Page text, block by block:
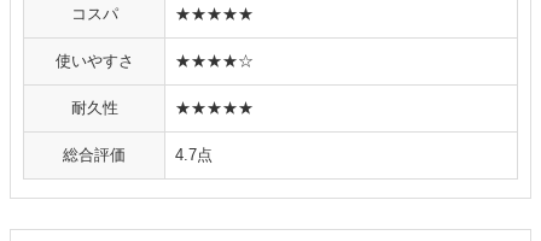
コスパ ★★★★★
使いやすさ ★★★★☆
耐久性 ★★★★★
総合評価 4.7点